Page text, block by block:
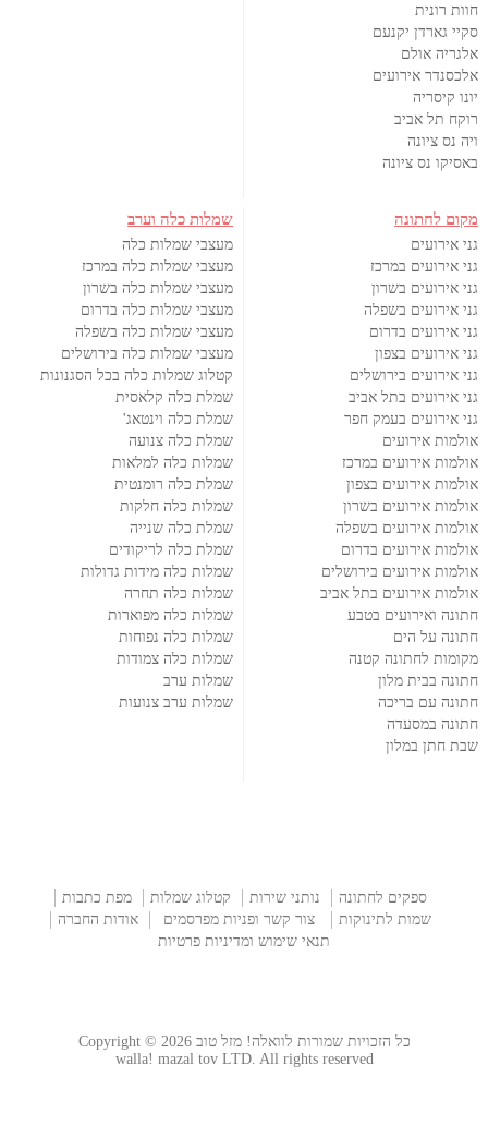
חוות רונית
סקיי גארדן יקנעם
אלגריה אולם
אלכסנדר אירועים
יונו קיסריה
רוקח תל אביב
ויה נס ציונה
באסיקו נס ציונה
מקום לחתונה
גני אירועים
גני אירועים במרכז
גני אירועים בשרון
גני אירועים בשפלה
גני אירועים בדרום
גני אירועים בצפון
גני אירועים בירושלים
גני אירועים בתל אביב
גני אירועים בעמק חפר
אולמות אירועים
אולמות אירועים במרכז
אולמות אירועים בצפון
אולמות אירועים בשרון
אולמות אירועים בשפלה
אולמות אירועים בדרום
אולמות אירועים בירושלים
אולמות אירועים בתל אביב
חתונה ואירועים בטבע
חתונה על הים
מקומות לחתונה קטנה
חתונה בבית מלון
חתונה עם בריכה
חתונה במסעדה
שבת חתן במלון
שמלות כלה וערב
מעצבי שמלות כלה
מעצבי שמלות כלה במרכז
מעצבי שמלות כלה בשרון
מעצבי שמלות כלה בדרום
מעצבי שמלות כלה בשפלה
מעצבי שמלות כלה בירושלים
קטלוג שמלות כלה בכל הסגנונות
שמלת כלה קלאסית
שמלת כלה וינטאג'
שמלת כלה צנועה
שמלות כלה למלאות
שמלת כלה רומנטית
שמלות כלה חלקות
שמלת כלה שנייה
שמלת כלה לריקודים
שמלות כלה מידות גדולות
שמלות כלה תחרה
שמלות כלה מפוארות
שמלות כלה נפוחות
שמלות כלה צמודות
שמלות ערב
שמלות ערב צנועות
ספקים לחתונה נותני שירות קטלוג שמלות
מפת כתבות
שמות לתינוקות
צור קשר ופניות מפרסמים
אודות החברה
תנאי שימוש ומדיניות פרטיות
כל הזכויות שמורות לוואלה! מזל טוב Copyright © 2026
walla! mazal tov LTD. All rights reserved